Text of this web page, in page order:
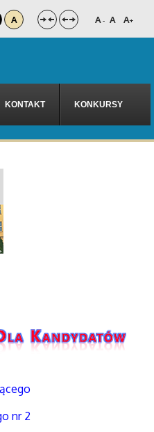
A A- A A+
KONTAKT KONKURSY
nr 2